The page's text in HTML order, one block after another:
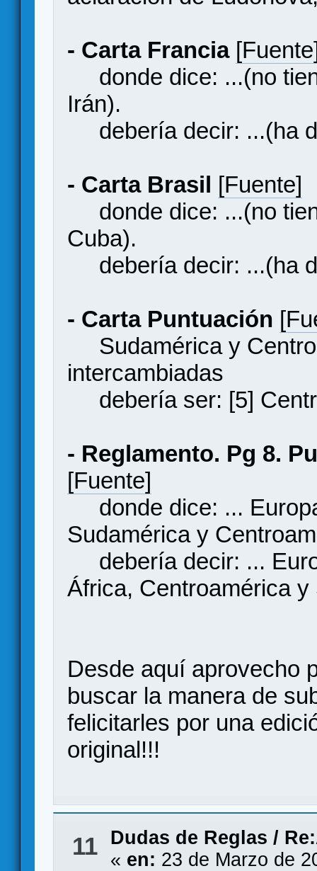
- Carta Francia
donde dice: ...(no
Irán).
debería decir: ...(ha
- Carta Brasil [Fuente]
donde dice: ...(no
Cuba).
debería decir: ...(ha
- Carta Puntuación
Sudamérica y Centro
intercambiadas
debería ser: [5]
- Reglamento. Pg 8.
[Fuente]
donde dice: ...
Sudamérica y
debería decir: ...
África, Centroamérica
Desde aquí aprovecho
buscar la manera de
felicitarles por una
original!!!
11 Dudas de Reglas /
« en: 23 de Marzo de